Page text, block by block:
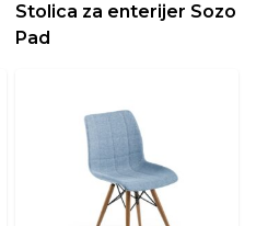
Stolica za enterijer Sozo
Pad